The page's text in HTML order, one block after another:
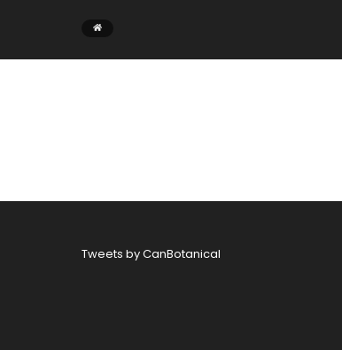
Tweets by CanBotanical